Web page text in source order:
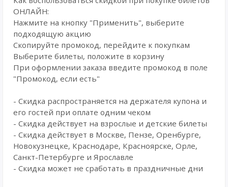
ОНЛАЙН:
Нажмите на кнопку "Применить", выберите
подходящую акцию
Скопируйте промокод, перейдите к покупкам
Выберите билеты, положите в корзину
При оформлении заказа введите промокод в поле
"Промокод, если есть"
- Скидка распространяется на держателя купона и
его гостей при оплате одним чеком
- Скидка действует на взрослые и детские билеты
- Скидка действует в Москве, Пензе, Оренбурге,
Новокузнецке, Краснодаре, Красноярске, Орле,
Санкт-Петербурге и Ярославле
- Скидка может не сработать в праздничные дни